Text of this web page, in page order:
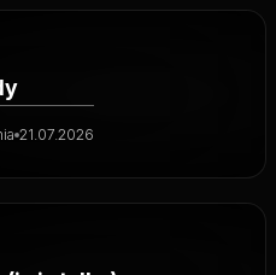
21.07.2026